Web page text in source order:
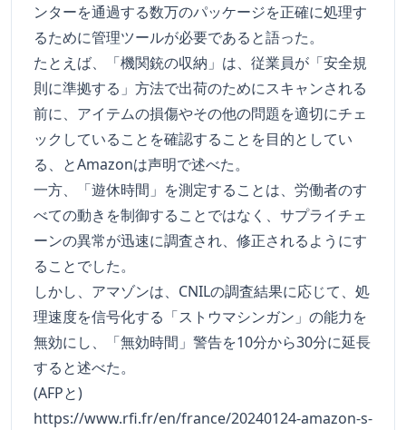
ンターを通過する数万のパッケージを正確に処理す
るために管理ツールが必要であると語った。
たとえば、「機関銃の収納」は、従業員が「安全規
則に準拠する」方法で出荷のためにスキャンされる
前に、アイテムの損傷やその他の問題を適切にチェ
ックしていることを確認することを目的としてい
る、とAmazonは声明で述べた。
一方、「遊休時間」を測定することは、労働者のす
べての動きを制御することではなく、サプライチェ
ーンの異常が迅速に調査され、修正されるようにす
ることでした。
しかし、アマゾンは、CNILの調査結果に応じて、処
理速度を信号化する「ストウマシンガン」の能力を
無効にし、「無効時間」警告を10分から30分に延長
すると述べた。
(AFPと)
https://www.rfi.fr/en/france/20240124-amazon-s-